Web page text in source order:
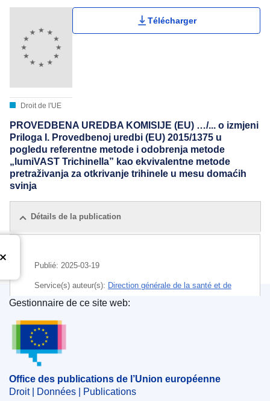
Droit de l'UE
Télécharger
PROVEDBENA UREDBA KOMISIJE (EU) …/... o izmjeni
Priloga I. Provedbenoj uredbi (EU) 2015/1375 u
pogledu referentne metode i odobrenja metode
„lumiVAST Trichinella” kao ekvivalentne metode
pretraživanja za otkrivanje trihinele u mesu domaćih
svinja
Détails de la publication
Publié: 2025-03-19
Service(s) auteur(s): Direction générale de la santé et de
la sécurité alimentaire(Commission européenne
IMMC : C(2025)1630
Office des publications de l’Union européenne
Gestionnaire de ce site web:
Office des publications de l’Union européenne
Droit | Données | Publications